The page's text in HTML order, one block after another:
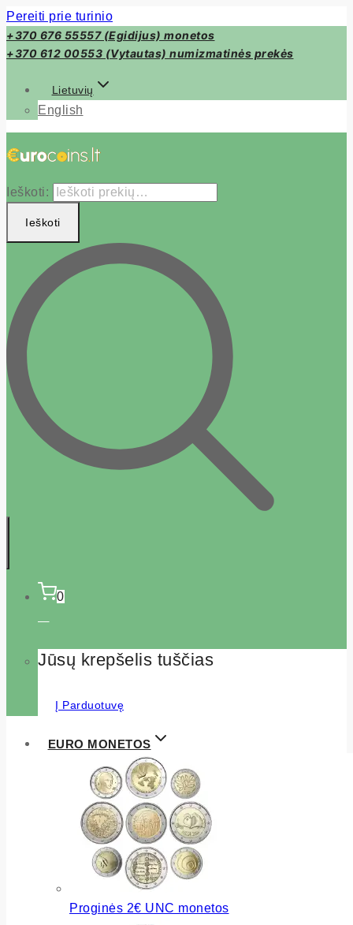
Pereiti prie turinio
+370 676 55557 (Egidijus) monetos
+370 612 00553 (Vytautas) numizmatinės prekės
Lietuvių
English
Ieškoti:
Ieškoti
0
Jūsų krepšelis tuščias
Į Parduotuvę
EURO MONETOS
Proginės 2€ UNC monetos